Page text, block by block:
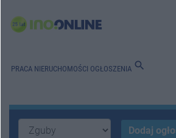
PRACA NIERUCHOMOŚCI OGŁOSZENIA search